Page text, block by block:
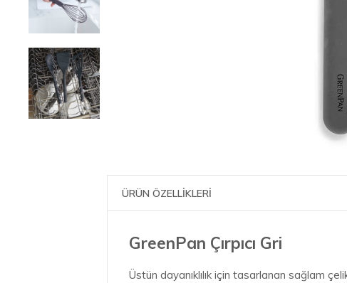
ÜRÜN ÖZELLİKLERİ
GreenPan Çırpıcı Gri
Üstün dayanıklılık için tasarlanan sağlam